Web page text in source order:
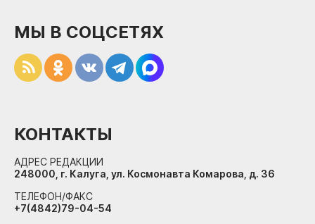
МЫ В СОЦСЕТЯХ
КОНТАКТЫ
АДРЕС РЕДАКЦИИ
248000, г. Калуга, ул. Космонавта Комарова, д. 36
ТЕЛЕФОН/ФАКС
+7(4842)79-04-54